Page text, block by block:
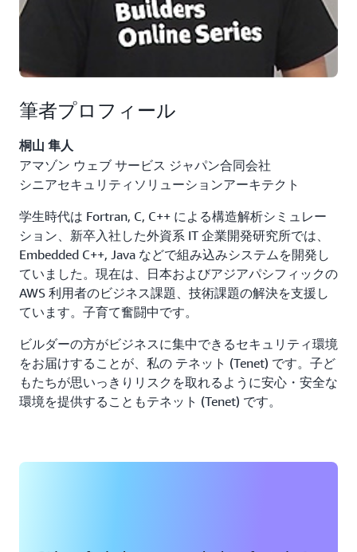
筆者プロフィール
桐山 隼人
アマゾン ウェブ サービス ジャパン合同会社
シニアセキュリティソリューションアーキテクト
学生時代は Fortran, C, C++ による構造解析シミュレー
ション、新卒入社した外資系 IT 企業開発研究所では、
Embedded C++, Java などで組み込みシステムを開発し
ていました。現在は、日本およびアジアパシフィックの
AWS 利用者のビジネス課題、技術課題の解決を支援し
ています。子育て奮闘中です。
ビルダーの方がビジネスに集中できるセキュリティ環境
をお届けすることが、私の テネット (Tenet) です。子ど
もたちが思いっきりリスクを取れるように安心・安全な
環境を提供することもテネット (Tenet) です。